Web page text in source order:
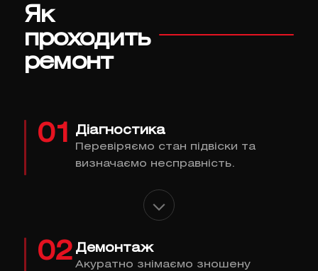
Як
проходить
ремонт
01 Діагностика
Перевіряємо стан підвіски та
визначаємо несправність.
02 Демонтаж
Акуратно знімаємо зношену